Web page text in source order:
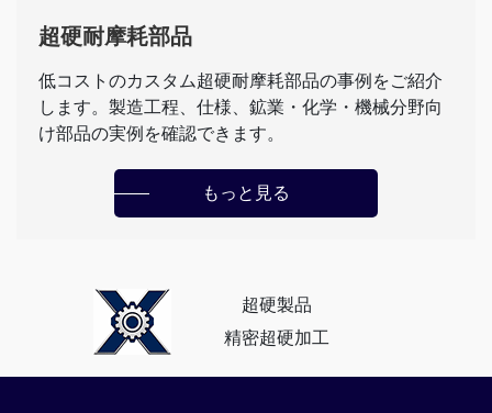
超硬耐摩耗部品
低コストのカスタム超硬耐摩耗部品の事例をご紹介
します。製造工程、仕様、鉱業・化学・機械分野向
け部品の実例を確認できます。
もっと見る
超硬製品
精密超硬加工